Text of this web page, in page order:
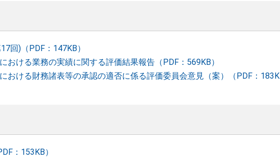
回)（PDF：147KB）
おける業務の実績に関する評価結果報告（PDF：569KB）
おける財務諸表等の承認の適否に係る評価委員会意見（案）（PDF：183K
：153KB）